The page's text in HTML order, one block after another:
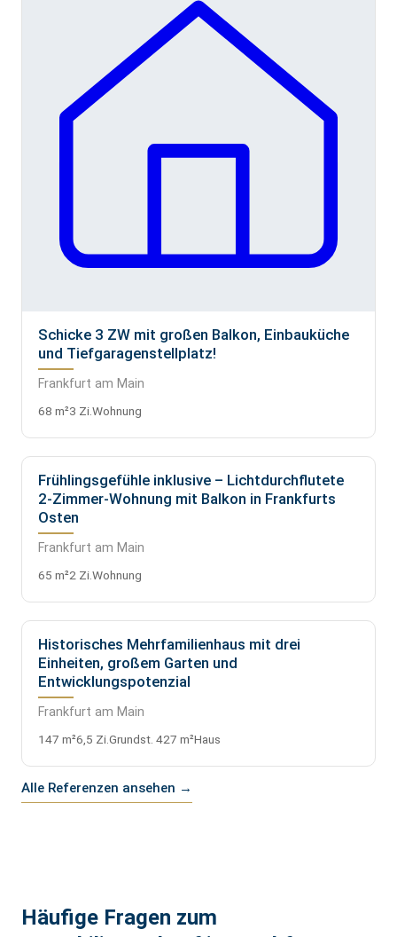
Schicke 3 ZW mit großen Balkon, Einbauküche
und Tiefgaragenstellplatz!
Frankfurt am Main
68 m²3 Zi.Wohnung
VERMIETET
Frühlingsgefühle inklusive – Lichtdurchflutete
2-Zimmer-Wohnung mit Balkon in Frankfurts
Osten
Frankfurt am Main
65 m²2 Zi.Wohnung
VERKAUFT
Historisches Mehrfamilienhaus mit drei
Einheiten, großem Garten und
Entwicklungspotenzial
Frankfurt am Main
147 m²6,5 Zi.Grundst. 427 m²Haus
Alle Referenzen ansehen →
Häufige Fragen zum